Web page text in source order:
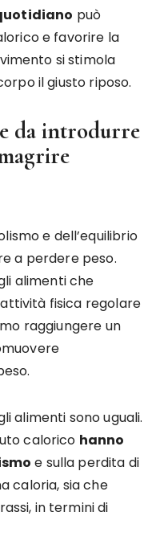
può
e favorire la
si stimola
il giusto riposo.
da introdurre
e dell’equilibrio
a perdere peso.
alimenti che
fisica regolare
raggiungere un
alimenti sono uguali.
calorico hanno
e sulla perdita di
caloria, sia che
in termini di